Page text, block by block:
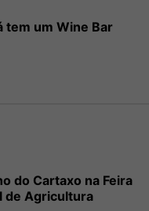
tem um Wine Bar
do Cartaxo na Feira
de Agricultura